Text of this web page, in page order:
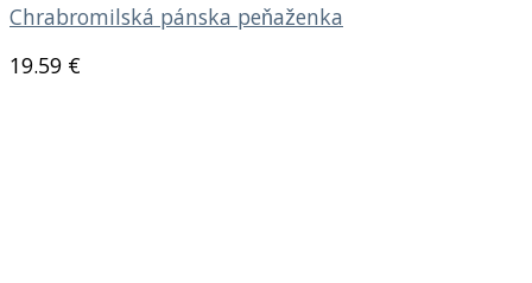
Chrabromilská pánska peňaženka
19.59 €